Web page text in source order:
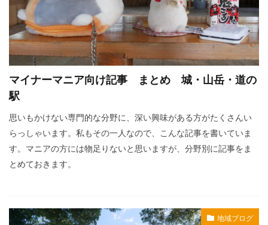
マイナーマニア向け記事 まとめ 城・山岳・道の
駅
思いもかけない専門的な分野に、深い興味がある方がたくさんい
らっしゃいます。私もその一人なので、こんな記事を書いていま
す。マニアの方には物足りないと思いますが、分野別に記事をま
とめておきます。
地域ブログ